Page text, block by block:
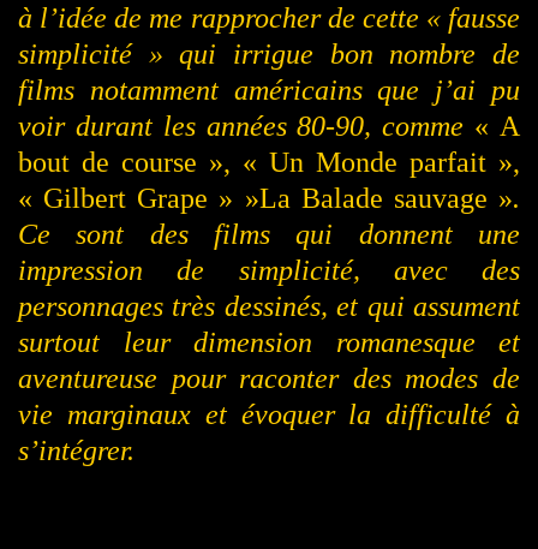
à l’idée de me rapprocher de cette « fausse
simplicité » qui irrigue bon nombre de
films notamment américains que j’ai pu
voir durant les années 80-90, comme « A
bout de course », « Un Monde parfait »,
« Gilbert Grape » »La Balade sauvage ».
Ce sont des films qui donnent une
impression de simplicité, avec des
personnages très dessinés, et qui assument
surtout leur dimension romanesque et
aventureuse pour raconter des modes de
vie marginaux et évoquer la difficulté à
s’intégrer.